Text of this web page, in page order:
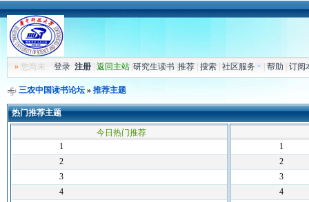
»您尚未 登录 注册| 返回主站| 研究生读书| 推荐| 搜索| 社区服务 帮助 订阅
三农中国读书论坛» 推荐主题
热门推荐主题
今日热门推荐
1
2
3
4
1
2
3
4